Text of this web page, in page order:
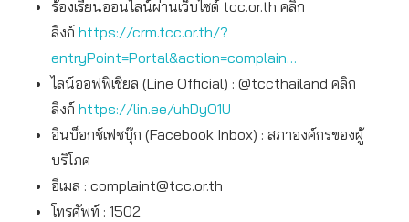
ร้องเรียนออนไลน์ผ่านเว็บไซต์ tcc.or.th คลิก
ลิงก์ https://crm.tcc.or.th/?
entryPoint=Portal&action=complain…
ไลน์ออฟฟิเชียล (Line Official) : @tccthailand คลิก
ลิงก์ https://lin.ee/uhDyO1U
อินบ็อกซ์เฟซบุ๊ก (Facebook Inbox) : สภาองค์กรของผู้
บริโภค
อีเมล : complaint@tcc.or.th
โทรศัพท์ : 1502